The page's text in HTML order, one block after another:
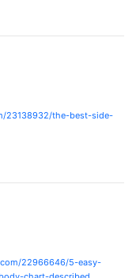
23138932/the-best-side-
22966646/5-easy-